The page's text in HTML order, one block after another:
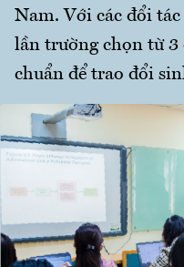
Nam. Với các đổi
lần trường chọn từ 3
chuẩn để trao đổi